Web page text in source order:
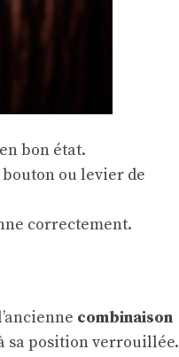
bon état.
ou levier de
correctement.
combinaison
sa position verrouillée.